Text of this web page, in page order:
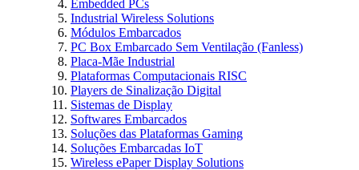
Embedded PCs
Industrial Wireless Solutions
Módulos Embarcados
PC Box Embarcado Sem Ventilação (Fanless)
Placa-Mãe Industrial
Plataformas Computacionais RISC
Players de Sinalização Digital
Sistemas de Display
Softwares Embarcados
Soluções das Plataformas Gaming
Soluções Embarcadas IoT
Wireless ePaper Display Solutions